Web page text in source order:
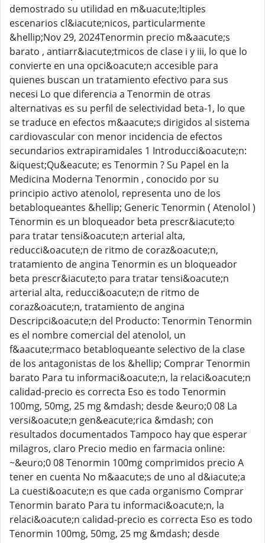
demostrado su utilidad en m&uacute;ltiples
escenarios cl&iacute;nicos, particularmente
&hellip;Nov 29, 2024Tenormin precio m&aacute;s
barato , antiarr&iacute;tmicos de clase i y iii, lo que lo
convierte en una opci&oacute;n accesible para
quienes buscan un tratamiento efectivo para sus
necesi Lo que diferencia a Tenormin de otras
alternativas es su perfil de selectividad beta-1, lo que
se traduce en efectos m&aacute;s dirigidos al sistema
cardiovascular con menor incidencia de efectos
secundarios extrapiramidales 1 Introducci&oacute;n:
&iquest;Qu&eacute; es Tenormin ? Su Papel en la
Medicina Moderna Tenormin , conocido por su
principio activo atenolol, representa uno de los
betabloqueantes &hellip; Generic Tenormin ( Atenolol )
Tenormin es un bloqueador beta prescr&iacute;to
para tratar tensi&oacute;n arterial alta,
reducci&oacute;n de ritmo de coraz&oacute;n,
tratamiento de angina Tenormin es un bloqueador
beta prescr&iacute;to para tratar tensi&oacute;n
arterial alta, reducci&oacute;n de ritmo de
coraz&oacute;n, tratamiento de angina
Descripci&oacute;n del Producto: Tenormin Tenormin
es el nombre comercial del atenolol, un
f&aacute;rmaco betabloqueante selectivo de la clase
de los antagonistas de los &hellip; Comprar Tenormin
barato Para tu informaci&oacute;n, la relaci&oacute;n
calidad-precio es correcta Eso es todo Tenormin
100mg, 50mg, 25 mg &mdash; desde &euro;0 08 La
versi&oacute;n gen&eacute;rica &mdash; con
resultados documentados Tampoco hay que esperar
milagros, claro Precio medio en farmacia online:
~&euro;0 08 Tenormin 100mg comprimidos precio A
tener en cuenta No m&aacute;s de uno al d&iacute;a
La cuesti&oacute;n es que cada organismo Comprar
Tenormin barato Para tu informaci&oacute;n, la
relaci&oacute;n calidad-precio es correcta Eso es todo
Tenormin 100mg, 50mg, 25 mg &mdash; desde